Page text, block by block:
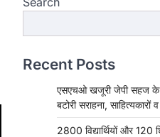
Recent Posts
एसएचओ खजूरी जेपी सहज के
बटोरी सराहना,
2800 विद्यार्थियों और 120